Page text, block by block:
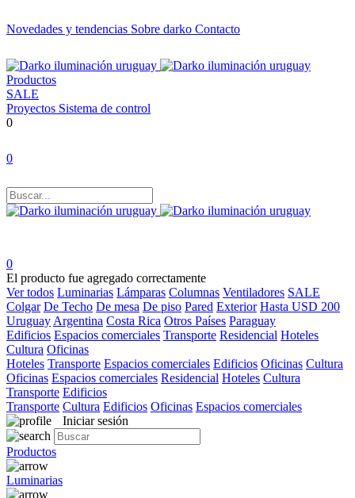
Novedades y tendencias Sobre darko Contacto
Productos
SALE
Proyectos Sistema de control
0
0
0
El producto fue agregado correctamente
Ver todos Luminarias Lámparas Columnas Ventiladores SALE
Colgar De Techo De mesa De piso Pared Exterior Hasta USD 200
Uruguay Argentina Costa Rica Otros Países Paraguay
Edificios Espacios comerciales Transporte Residencial Hoteles
Cultura Oficinas
Hoteles Transporte Espacios comerciales Edificios Oficinas Cultura
Oficinas Espacios comerciales Residencial Hoteles Cultura
Transporte Edificios
Transporte Cultura Edificios Oficinas Espacios comerciales
Iniciar sesión
Productos
Luminarias